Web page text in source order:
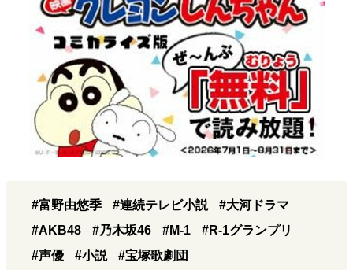
#富野由悠季 #連続テレビ小説
#大河ドラマ
#AKB48
#乃木坂46 #M-1
#R-1グランプリ
#声優
#小説 #宝塚歌劇団